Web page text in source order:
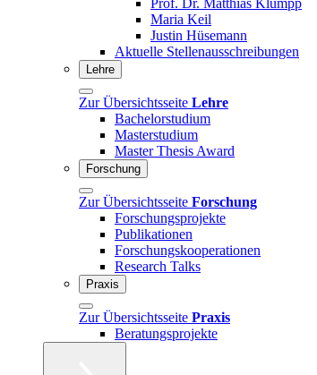
Maria Keil
Justin Hüsemann
Aktuelle Stellenausschreibungen
Lehre
Zur Übersichtsseite Lehre
Bachelorstudium
Masterstudium
Master Thesis Award
Forschung
Zur Übersichtsseite Forschung
Forschungsprojekte
Publikationen
Forschungskooperationen
Research Talks
Praxis
Zur Übersichtsseite Praxis
Beratungsprojekte